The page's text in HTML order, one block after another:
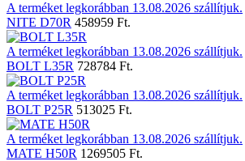
A terméket legkorábban 13.08.2026 szállítjuk.
NITE D70R 458959 Ft.
A terméket legkorábban 13.08.2026 szállítjuk.
BOLT L35R 728784 Ft.
A terméket legkorábban 13.08.2026 szállítjuk.
BOLT P25R 513025 Ft.
A terméket legkorábban 13.08.2026 szállítjuk.
MATE H50R 1269505 Ft.